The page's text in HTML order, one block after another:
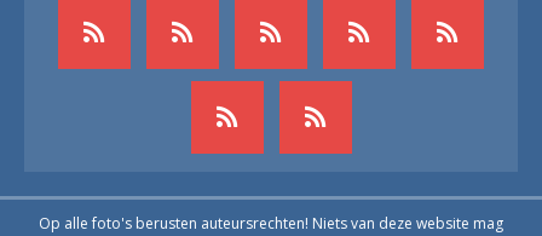
Op alle foto's berusten auteursrechten! Niets van deze website mag